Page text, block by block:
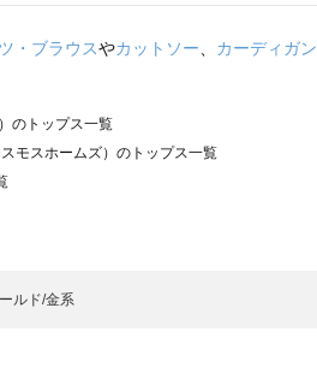
・ブラウスやカットソー、 カーディガン
のトップス一覧
モスホームズ）のトップス一覧
バイサマンサモスモス）のトップス一覧
モス ラーゴム）のトップス一覧
ルド/金系